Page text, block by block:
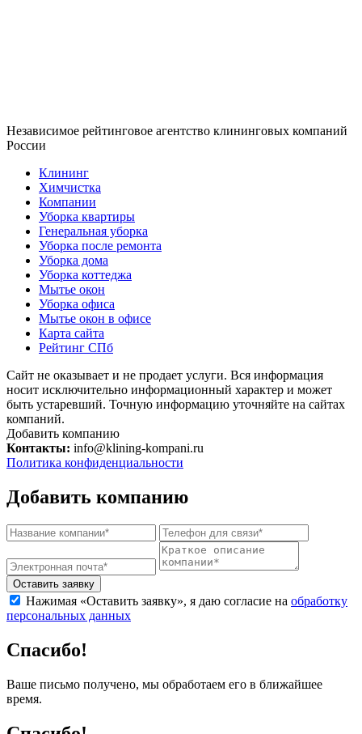
Независимое рейтинговое агентство клининговых компаний
России
Клининг
Химчистка
Компании
Уборка квартиры
Генеральная уборка
Уборка после ремонта
Уборка дома
Уборка коттеджа
Мытье окон
Уборка офиса
Мытье окон в офисе
Карта сайта
Рейтинг СПб
Сайт не оказывает и не продает услуги. Вся информация
носит исключительно информационный характер и может
быть устаревший. Точную информацию уточняйте на сайтах
компаний.
Добавить компанию
Контакты: info@klining-kompani.ru
Политика конфиденциальности
Добавить компанию
Оставить заявку
Нажимая «Оставить заявку», я даю согласие на обработку
персональных данных
Спасибо!
Ваше письмо получено, мы обработаем его в ближайшее
время.